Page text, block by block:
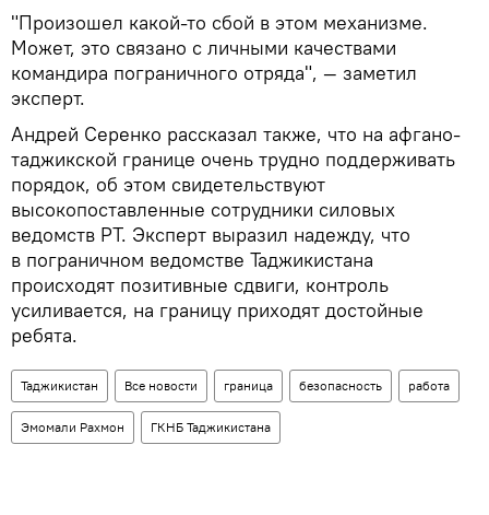
"Произошел какой-то сбой в этом механизме.
Может, это связано с личными качествами
командира пограничного отряда", — заметил
эксперт.
Андрей Серенко рассказал также, что на афгано-
таджикской границе очень трудно поддерживать
порядок, об этом свидетельствуют
высокопоставленные сотрудники силовых
ведомств РТ. Эксперт выразил надежду, что
в пограничном ведомстве Таджикистана
происходят позитивные сдвиги, контроль
усиливается, на границу приходят достойные
ребята.
Таджикистан Все новости граница безопасность работа
Эмомали Рахмон ГКНБ Таджикистана